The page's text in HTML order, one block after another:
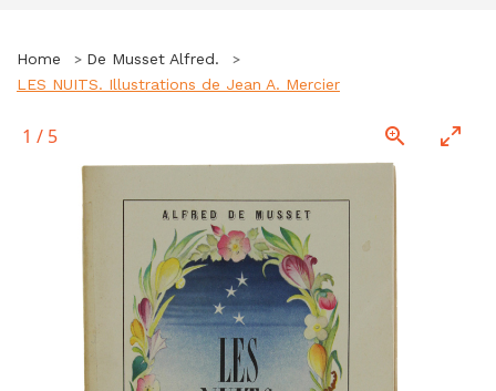
Home
De Musset Alfred.
LES NUITS. Illustrations de Jean A. Mercier
1 / 5